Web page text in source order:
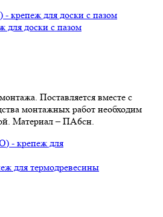
доски с пазом
Поставляется вместе с
монтажных работ необходим
Материал – ПА6сн.
для термодревесины